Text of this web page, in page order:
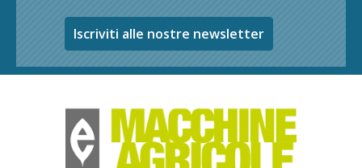
Iscriviti alle nostre newsletter